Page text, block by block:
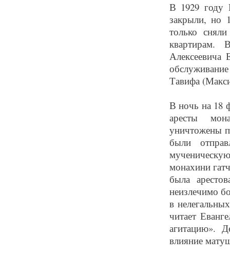
В 1929 году
закрыли, но
только
квартирам.
Алексеевича
Тавифа
В ночь на 18
аресты
уничтожены
были
монахини
была
неизлечимо
в
читает
агитацию».
влияние